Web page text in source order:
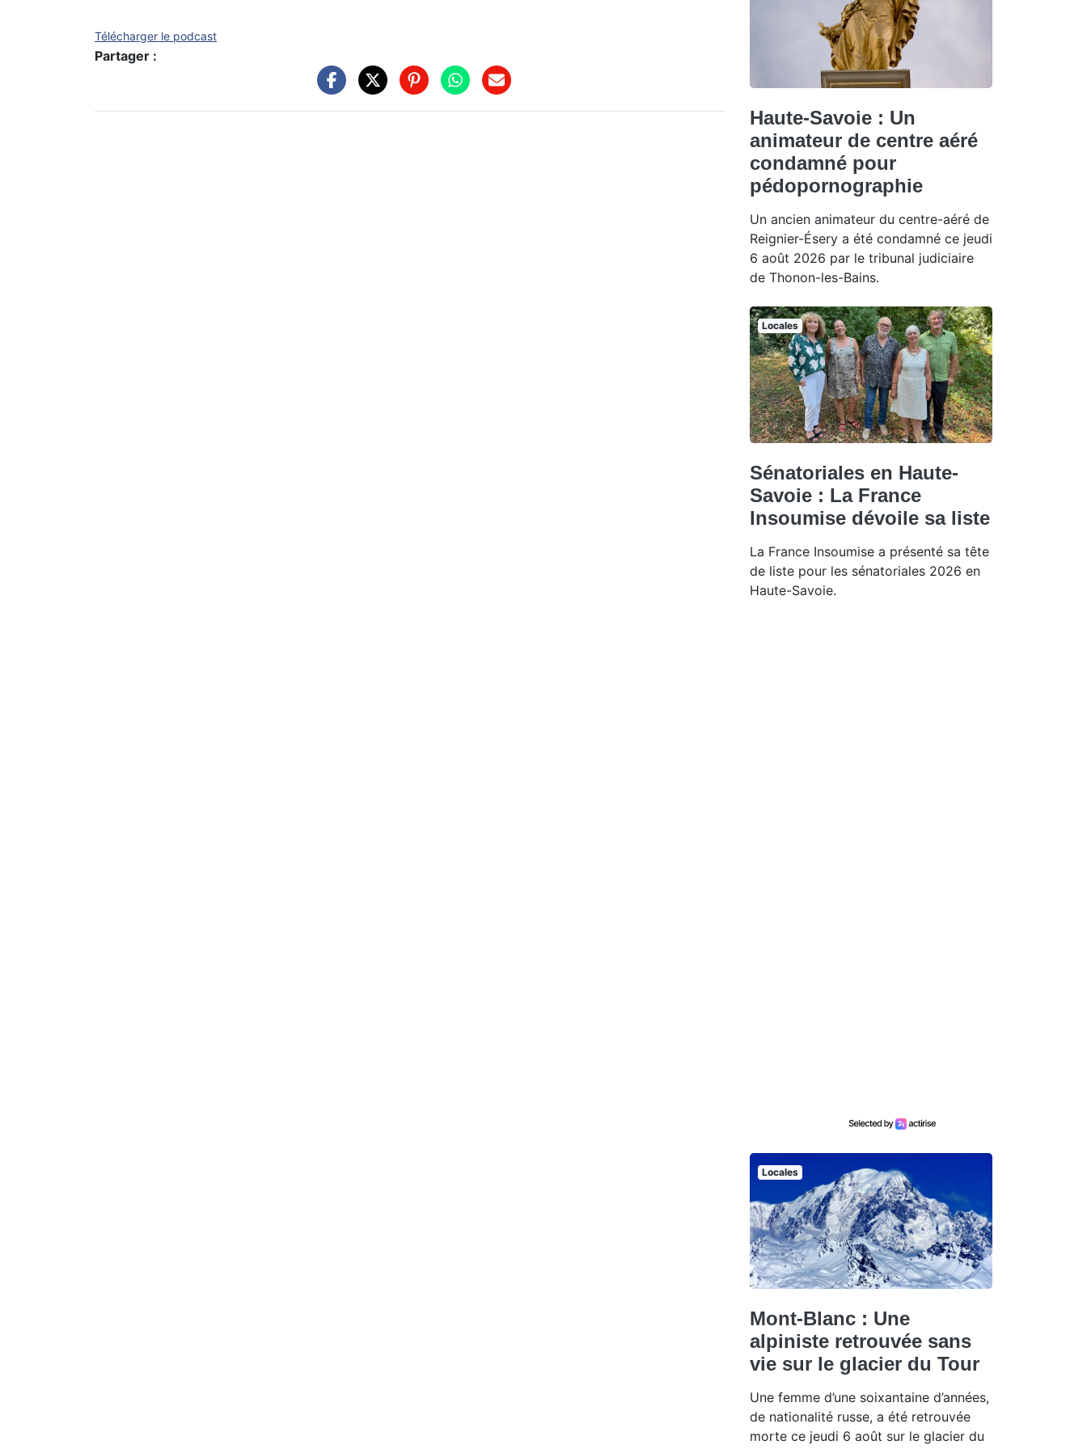
Télécharger le podcast
Partager :
Haute-Savoie : Un
animateur de centre aéré
condamné pour
pédopornographie
Un ancien animateur du centre-aéré de
Reignier-Ésery a été condamné ce jeudi
6 août 2026 par le tribunal judiciaire
de Thonon-les-Bains.
Locales
Sénatoriales en Haute-
Savoie : La France
Insoumise dévoile sa liste
La France Insoumise a présenté sa tête
de liste pour les sénatoriales 2026 en
Haute-Savoie.
Locales
Mont-Blanc : Une
alpiniste retrouvée sans
vie sur le glacier du Tour
Une femme d’une soixantaine d’années,
de nationalité russe, a été retrouvée
morte ce jeudi 6 août sur le glacier du